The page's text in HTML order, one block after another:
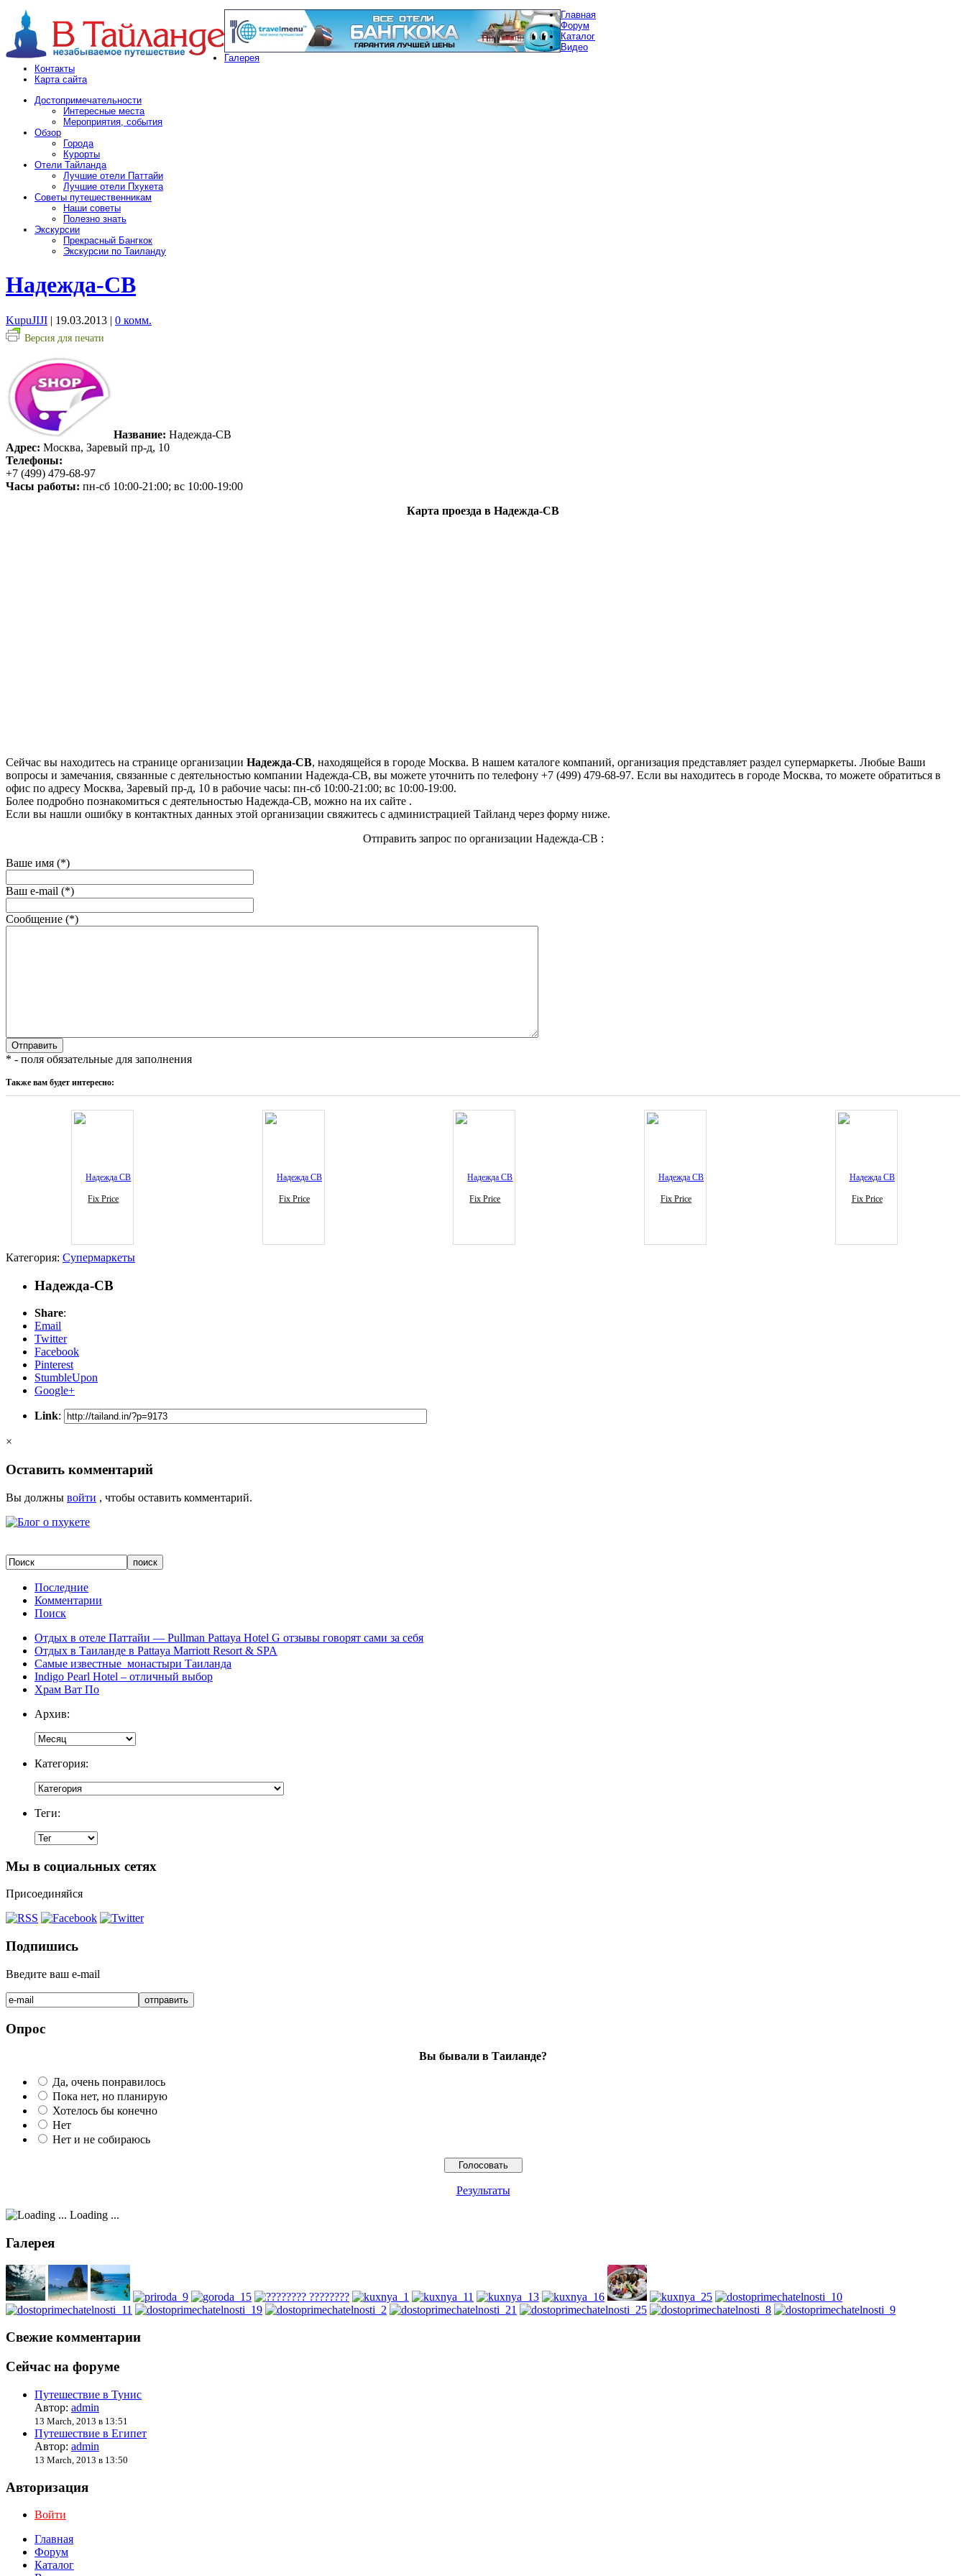
Главная
Форум
Каталог
Видео
Галерея
Контакты
Карта сайта
Достопримечательности
Интересные места
Мероприятия, события
Обзор
Города
Курорты
Отели Тайланда
Лучшие отели Паттайи
Лучшие отели Пхукета
Советы путешественникам
Наши советы
Полезно знать
Экскурсии
Прекрасный Бангкок
Экскурсии по Таиланду
Надежда-СВ
KupuJIJI | 19.03.2013 | 0 комм.
Версия для печати
Название: Надежда-СВ
Адрес: Москва, Заревый пр-д, 10
Телефоны:
+7 (499) 479-68-97
Часы работы: пн-сб 10:00-21:00; вс 10:00-19:00
Карта проезда в Надежда-СВ
Сейчас вы находитесь на странице организации Надежда-СВ, находящейся в городе Москва. В нашем каталоге компаний, организация представляет раздел супермаркеты. Любые Ваши
вопросы и замечания, связанные с деятельностью компании Надежда-СВ, вы можете уточнить по телефону +7 (499) 479-68-97. Если вы находитесь в городе Москва, то можете обратиться в
офис по адресу Москва, Заревый пр-д, 10 в рабочие часы: пн-сб 10:00-21:00; вс 10:00-19:00.
Более подробно познакомиться с деятельностью Надежда-СВ, можно на их сайте .
Если вы нашли ошибку в контактных данных этой организации свяжитесь с администрацией Тайланд через форму ниже.
Отправить запрос по организации Надежда-СВ :
Ваше имя (*)
Ваш e-mail (*)
Сообщение (*)
* - поля обязательные для заполнения
Также вам будет интересно:
Fix Price Fix Price Fix Price Fix Price Fix Price
Категория: Супермаркеты
Надежда-СВ
Share:
Email
Twitter
Facebook
Pinterest
StumbleUpon
Google+
Link:
×
Оставить комментарий
Вы должны войти , чтобы оставить комментарий.
Последние
Комментарии
Поиск
Отдых в отеле Паттайи — Pullman Pattaya Hotel G отзывы говорят сами за себя
Отдых в Таиланде в Pattaya Marriott Resort & SPA
Самые известные монастыри Таиланда
Indigo Pearl Hotel – отличный выбор
Храм Ват По
Архив:
Категория:
Теги:
Мы в социальных сетях
Присоединяйся
Подпишись
Введите ваш e-mail
Опрос
Вы бывали в Таиланде?
Да, очень понравилось
Пока нет, но планирую
Хотелось бы конечно
Нет
Нет и не собираюсь
Результаты
Loading ...
Галерея
Свежие комментарии
Сейчас на форуме
Путешествие в Тунис
Автор: admin
13 March, 2013 в 13:51
Путешествие в Египет
Автор: admin
13 March, 2013 в 13:50
Авторизация
Войти
Главная
Форум
Каталог